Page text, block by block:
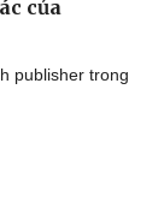
của
publisher trong